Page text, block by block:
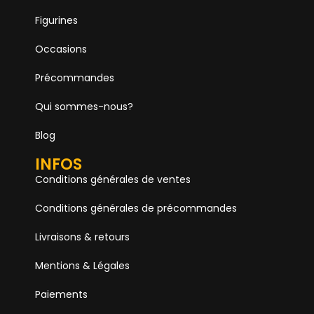
Figurines
Occasions
Précommandes
Qui sommes-nous?
Blog
INFOS
Conditions générales de ventes
Conditions générales de précommandes
Livraisons & retours
Mentions & Légales
Paiements